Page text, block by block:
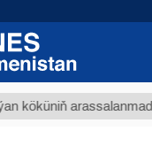
arassalanmadyk